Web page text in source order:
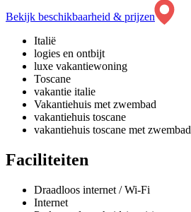
Bekijk beschikbaarheid & prijzen
Italië
logies en ontbijt
luxe vakantiewoning
Toscane
vakantie italie
Vakantiehuis met zwembad
vakantiehuis toscane
vakantiehuis toscane met zwembad
Faciliteiten
Draadloos internet / Wi-Fi
Internet